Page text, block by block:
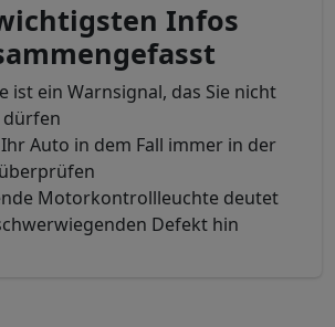
Infos
ist ein Warnsignal, das Sie nicht
Ihr Auto in dem Fall immer in der
Motorkontrollleuchte deutet
Defekt hin